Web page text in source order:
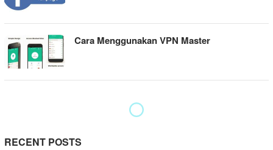
Cara Menggunakan VPN Master
RECENT POSTS